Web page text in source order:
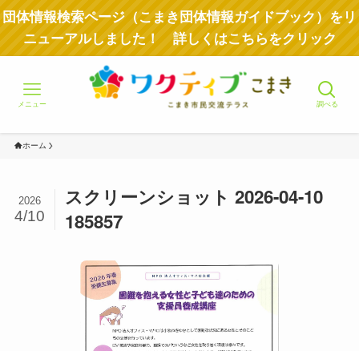
団体情報検索ページ（こまき団体情報ガイドブック）をリ
ニューアルしました！ 詳しくはこちらをクリック
調べる
メニュー
ホーム
スクリーンショット 2026-04-10
185857
2026
4/10